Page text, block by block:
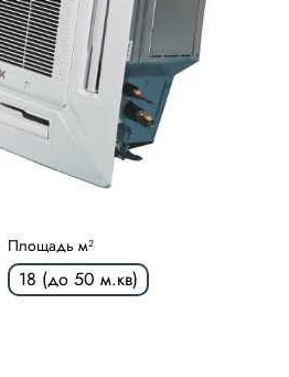
Площадь м²
18 (до 50 м.кв)